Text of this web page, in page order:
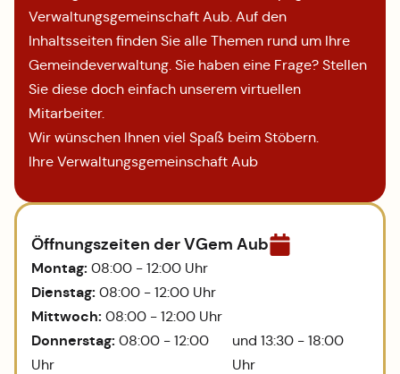
Verwaltungsgemeinschaft Aub. Auf den
Inhaltsseiten finden Sie alle Themen rund um Ihre
Gemeindeverwaltung. Sie haben eine Frage? Stellen
Sie diese doch einfach unserem virtuellen
Mitarbeiter.
Wir wünschen Ihnen viel Spaß beim Stöbern.
Ihre Verwaltungsgemeinschaft Aub
Öffnungszeiten der VGem Aub
Montag: 08:00 - 12:00 Uhr
Dienstag: 08:00 - 12:00 Uhr
Mittwoch: 08:00 - 12:00 Uhr
Donnerstag: 08:00 - 12:00
Uhr
und 13:30 - 18:00
Uhr